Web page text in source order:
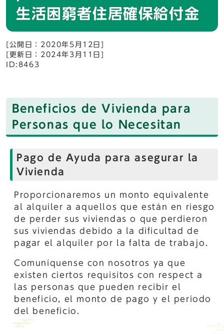
生活困窮者住居確保給付金
[公開日：2020年5月12日]
[更新日：2024年3月11日]
ID:8463
Beneficios de Vivienda para
Personas que lo Necesitan
Pago de Ayuda para asegurar la
Vivienda
Proporcionaremos un monto equivalente
al alquiler a aquellos que están en riesgo
de perder sus viviendas o que perdieron
sus viviendas debido a la dificultad de
pagar el alquiler por la falta de trabajo.
Comuníquense con nosotros ya que
existen ciertos requisitos con respect a
las personas que pueden recibir el
beneficio, el monto de pago y el período
del beneficio.